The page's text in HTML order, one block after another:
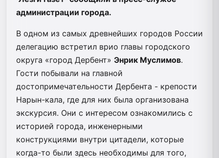
администрации города.
В одном из самых древнейших городов России
делегацию встретил врио главы городского
округа «город Дербент» Энрик Муслимов.
Гости побывали на главной
достопримечательности Дербента - крепости
Нарын-кала, где для них была организована
экскурсия. Они с интересом ознакомились с
историей города, инженерными
конструкциями внутри цитадели, которые
когда-то были здесь необходимы для того,